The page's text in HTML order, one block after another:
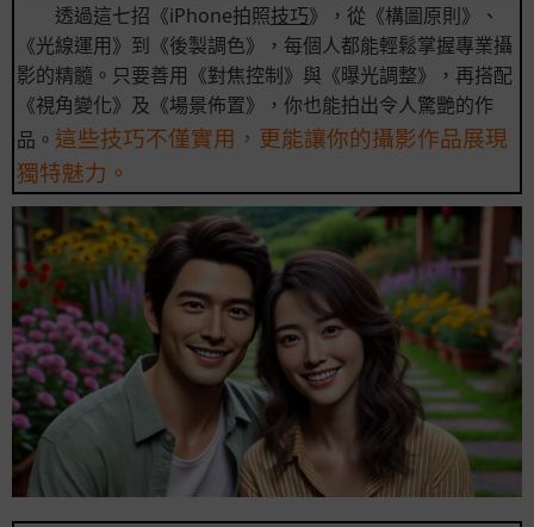
透過這七招《iPhone拍照技巧》，從《構圖原則》、
《光線運用》到《後製調色》，每個人都能輕鬆掌握專業攝
影的精髓。只要善用《對焦控制》與《曝光調整》，再搭配
《視角變化》及《場景佈置》，你也能拍出令人驚艷的作
品。 這些技巧不僅實用，更能讓你的攝影作品展現
獨特魅力。